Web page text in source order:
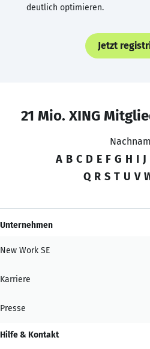
deutlich optimieren.
Jetzt
21 Mio. XING
A B C D E F G H I J
Q R S T U V
Unternehmen
New Work SE
Karriere
Presse
Hilfe & Kontakt